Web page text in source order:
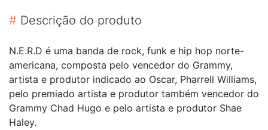
# Descrição do produto
N.E.R.D é uma banda de rock, funk e hip hop norte-
americana, composta pelo vencedor do Grammy,
artista e produtor indicado ao Oscar, Pharrell Williams,
pelo premiado artista e produtor também vencedor do
Grammy Chad Hugo e pelo artista e produtor Shae
Haley.